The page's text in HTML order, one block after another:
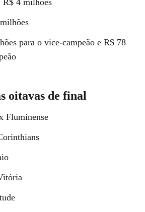
R$ 4 milhões
para o vice-campeão e R$ 78
oitavas de final
Fluminense